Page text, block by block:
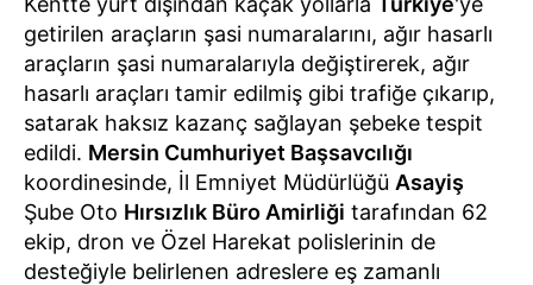
getirilen araçların şasi numaralarını, ağır hasarlı
araçların şasi numaralarıyla değiştirerek, ağır
hasarlı araçları tamir edilmiş gibi trafiğe çıkarıp,
satarak haksız kazanç sağlayan şebeke tespit
edildi. Mersin Cumhuriyet Başsavcılığı
koordinesinde, İl Emniyet Müdürlüğü Asayiş
Şube Oto Hırsızlık Büro Amirliği tarafından 62
ekip, dron ve Özel Harekat polislerinin de
desteğiyle belirlenen adreslere eş zamanlı